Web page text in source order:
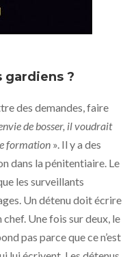
gardiens ?
des demandes, faire
de bosser, il voudrait
formation ». Il y a des
dans la pénitentiaire. Le
les surveillants
Un détenu doit écrire
Une fois sur deux, le
pas parce que ce n’est